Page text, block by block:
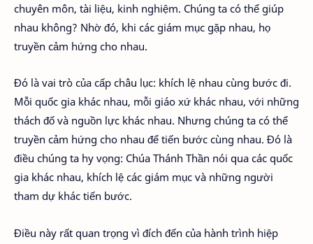
chuyên môn, tài liệu, kinh nghiệm. Chúng ta có thể giúp
nhau không? Nhờ đó, khi các giám mục gặp nhau, họ
truyền cảm hứng cho nhau.
Đó là vai trò của cấp châu lục: khích lệ nhau cùng bước đi.
Mỗi quốc gia khác nhau, mỗi giáo xứ khác nhau, với những
thách đố và nguồn lực khác nhau. Nhưng chúng ta có thể
truyền cảm hứng cho nhau để tiến bước cùng nhau. Đó là
điều chúng ta hy vọng: Chúa Thánh Thần nói qua các quốc
gia khác nhau, khích lệ các giám mục và những người
tham dự khác tiến bước.
Điều này rất quan trọng vì đích đến của hành trình hiệp